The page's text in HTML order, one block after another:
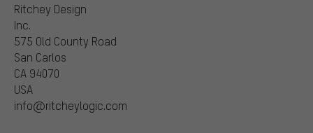
Ritchey Design
Inc.
575 Old County Road
San Carlos
CA 94070
USA
info@ritcheylogic.com